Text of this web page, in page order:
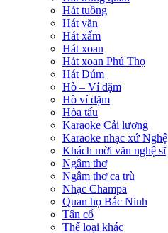
Hát tuồng
Hát văn
Hát xẩm
Hát xoan
Hát xoan Phú Thọ
Hát Đúm
Hò – Ví dặm
Hò ví dặm
Hòa tấu
Karaoke Cải lương
Karaoke nhạc xứ Nghệ
Khách mời văn nghệ sĩ
Ngâm thơ
Ngâm thơ ca trù
Nhạc Champa
Quan họ Bắc Ninh
Tân cổ
Thể loại khác